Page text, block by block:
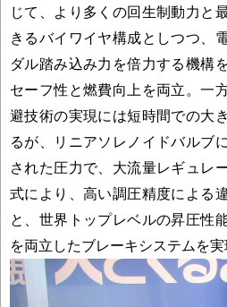
じて、より多くの回生制動力と
きるバイワイヤ構成としつつ、
ダル踏み込み力を倍力する機構
セーフ性と燃費向上を両立。一
避技術の実現には短時間での大
るが、リニアソレノイドバルブ
された圧力で、大流量レギュレ
式により、高い調圧精度による
と、世界トップレベルの昇圧性
を両立したブレーキシステムを実